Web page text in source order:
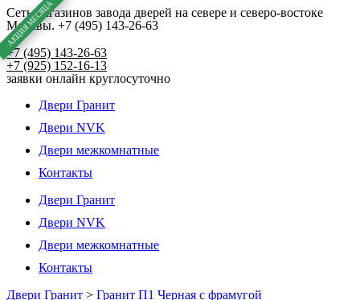
Перейти
к
содержимому
Сеть магазинов завода дверей на севере и северо-востоке
Москвы. +7 (495) 143-26-63
+7 (495) 143-26-63
+7 (925) 152-16-13
заявки онлайн круглосуточно
Двери Гранит
Двери NVK
Двери межкомнатные
Контакты
Двери Гранит
Двери NVK
Двери межкомнатные
Контакты
Двери Гранит > Гранит П1 Черная с фрамугой